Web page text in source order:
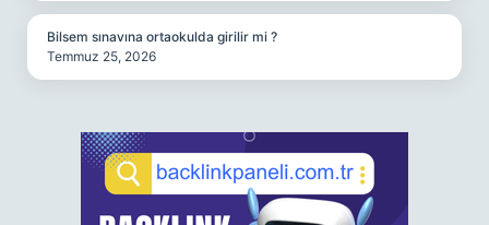
Bilsem sınavına ortaokulda girilir mi ?
Temmuz 25, 2026